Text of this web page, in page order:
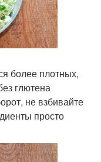
более плотных,
глютена
не взбивайте
просто